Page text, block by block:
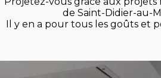
de Saint-Didier-au-
Il y en a pour tous les goûts et